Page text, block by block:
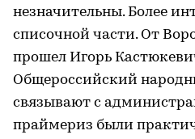
незначительны. Более
списочной части. От
прошел Игорь
Общероссийский
связывают с
праймериз были